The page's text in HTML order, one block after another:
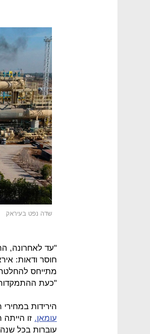
שדה נפט בעיראק
"עד לאחרונה,
חוסר ודאות:
מתייחס
"כעת
הירידות
עומאן. זו
עוברות בכל